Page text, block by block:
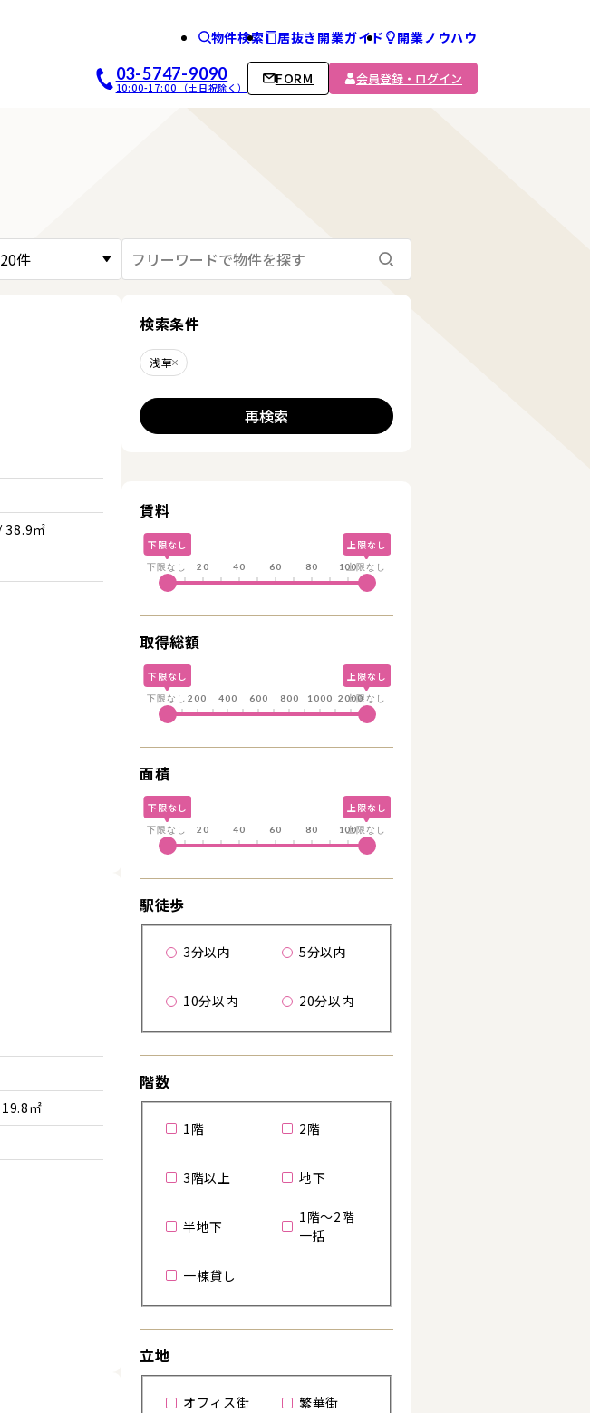
舗ABCホーム
物件検索 居抜き開業ガイド 開業ノウハウ
03-5747-9090
10:00-17:00 （土日祝除く）
FORM 会員登録・ログイン
38.9㎡
詳細を見る
㎡
詳細を見る
詳細を見る
検索する
検索条件
浅草削除する
再検索
賃料
下限なし 上限なし
下限なし 20 40 60 80 100
上限なし
取得総額
下限なし 上限なし
下限なし 200 400 600 800 1000 2000
上限なし
面積
下限なし 上限なし
下限なし 20 40 60 80 100
上限なし
駅徒歩
3分以内 5分以内
10分以内 20分以内
階数
1階 2階
3階以上 地下
半地下
1階～2階
一括
一棟貸し
立地
オフィス街 繁華街